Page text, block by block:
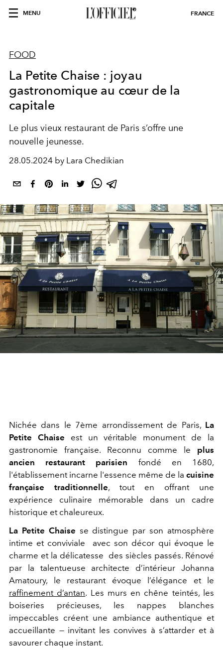
MENU FRANCE
FOOD
La Petite Chaise : joyau
gastronomique au cœur de la
capitale
Le plus vieux restaurant de Paris s’offre une
nouvelle jeunesse.
28.05.2024 by Lara Chedikian
Nichée dans le 7ème arrondissement de Paris, La
Petite Chaise est un véritable monument de la
gastronomie française. Reconnu comme le plus
ancien restaurant parisien fondé en 1680,
l'établissement incarne l'essence même de la cuisine
française traditionnelle, tout en offrant une
expérience culinaire mémorable dans un cadre
historique et chaleureux.
La Petite Chaise se distingue par son atmosphère
intime et conviviale avec son décor qui évoque le
charme et la délicatesse des siècles passés. Rénové
par la talentueuse architecte d’intérieur Johanna
Amatoury, le restaurant évoque l’élégance et le
raffinement d’antan. Les murs en chêne teintés, les
boiseries précieuses, les nappes blanches
impeccables créent une ambiance authentique et
accueillante — invitant les convives à s’attarder et à
savourer chaque instant.